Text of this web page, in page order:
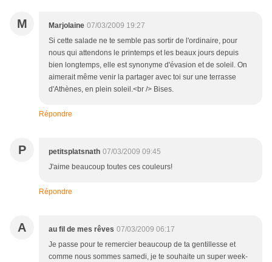
M Marjolaine 07/03/2009 19:27
Si cette salade ne te semble pas sortir de l'ordinaire, pour
nous qui attendons le printemps et les beaux jours depuis
bien longtemps, elle est synonyme d'évasion et de soleil. On
aimerait même venir la partager avec toi sur une terrasse
d'Athènes, en plein soleil.<br /> Bises.
Répondre
P petitsplatsnath 07/03/2009 09:45
J'aime beaucoup toutes ces couleurs!
Répondre
A au fil de mes rêves 07/03/2009 06:17
Je passe pour te remercier beaucoup de ta gentillesse et
comme nous sommes samedi, je te souhaite un super week-